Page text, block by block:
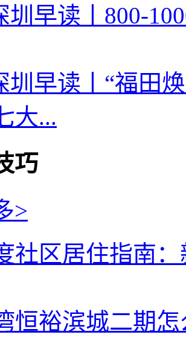
圳早读丨800-
圳早读丨“福田
大...
巧
>
社区居住指南
恒裕滨城二期